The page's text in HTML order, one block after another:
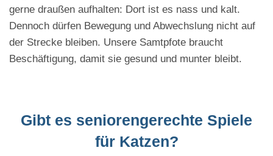
gerne draußen aufhalten: Dort ist es nass und kalt.
Dennoch dürfen Bewegung und Abwechslung nicht auf
der Strecke bleiben. Unsere Samtpfote braucht
Beschäftigung, damit sie gesund und munter bleibt.
Gibt es seniorengerechte Spiele
für Katzen?